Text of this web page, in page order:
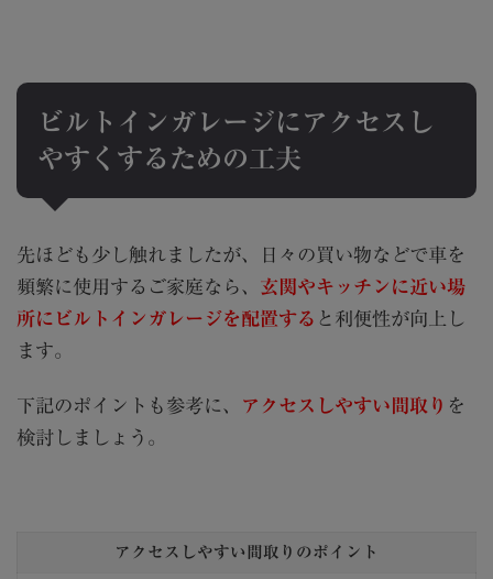
ビルトインガレージにアクセスし
やすくするための工夫
先ほども少し触れましたが、日々の買い物などで車を
頻繁に使用するご家庭なら、 玄関やキッチンに近い場
所にビルトインガレージを配置する と利便性が向上し
ます。
下記のポイントも参考に、 アクセスしやすい間取り を
検討しましょう。
アクセスしやすい間取りのポイント